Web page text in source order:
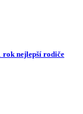
rok nejlepší rodiče